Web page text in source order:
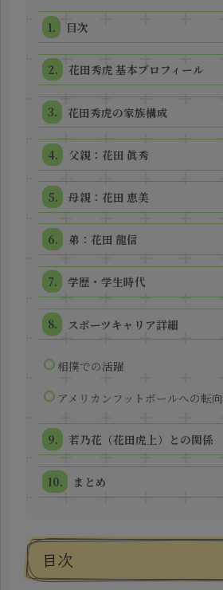
目次
花田秀虎 基本プロフィール
花田秀虎の家族構成
父親：花田 眞秀
母親：花田 恵美
弟：花田 龍信
学歴・学生時代
スポーツキャリア詳細
相撲での活躍
アメリカンフットボールへの転向
若乃花（花田虎上）との関係
まとめ
目次